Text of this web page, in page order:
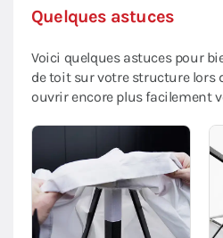
Quelques astuces
Voici quelques astuces pour
de toit sur votre structure lors
ouvrir encore plus facilement